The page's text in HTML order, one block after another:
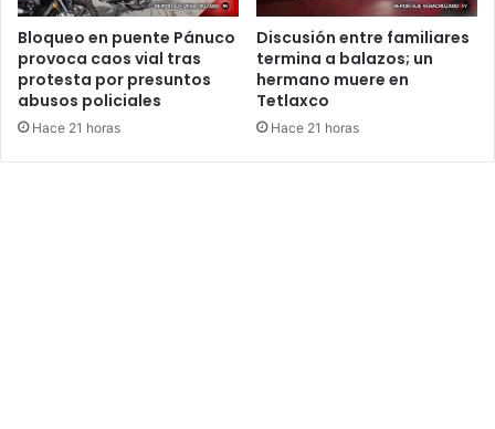
Bloqueo en puente Pánuco
provoca caos vial tras
protesta por presuntos
abusos policiales
Hace 21 horas
Discusión entre familiares
termina a balazos; un
hermano muere en
Tetlaxco
Hace 21 horas